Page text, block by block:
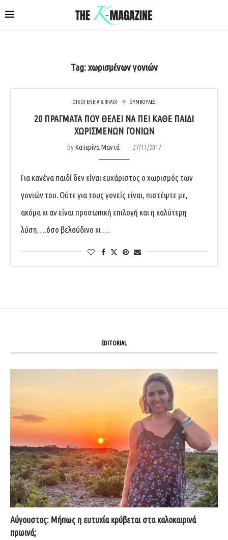
Tag:χωρισμένων γονιών
ΟΙΚΟΓΕΝΕΙΑ & ΦΙΛΟΙ ΣΥΜΒΟΥΛΕΣ
20 ΠΡΆΓΜΑΤΑ ΠΟΥ ΘΈΛΕΙ ΝΑ ΠΕΙ ΚΆΘΕ ΠΑΙΔΊ
ΧΩΡΙΣΜΈΝΩΝ ΓΟΝΙΏΝ
byΚατερίνα Μαντά 27/11/2017
Για κανένα παιδί δεν είναι ευχάριστος ο χωρισμός των
γονιών του. Ούτε για τους γονείς είναι, πιστέψτε με,
ακόμα κι αν είναι προσωπική επιλογή και η καλύτερη
λύση….όσο βελούδινο κι …
EDITORIAL
Αύγουστος: Μήπως η ευτυχία κρύβεται στα καλοκαιρινά
πρωινά;